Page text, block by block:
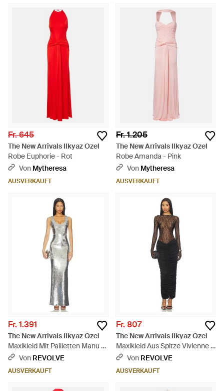
Fr. 645
The New Arrivals Ilkyaz Ozel
Robe Euphorie - Rot
Von Mytheresa
AUSVERKAUFT
Fr. 1.205
The New Arrivals Ilkyaz Ozel
Robe Amanda - Pink
Von Mytheresa
AUSVERKAUFT
Fr. 1.391
The New Arrivals Ilkyaz Ozel
Maxikleid Mit Pailletten Manu -
WeißVon REVOLVE
AUSVERKAUFT
Fr. 807
The New Arrivals Ilkyaz Ozel
Maxikleid Aus Spitze Vivienne -
Schwarz
Von REVOLVE
AUSVERKAUFT